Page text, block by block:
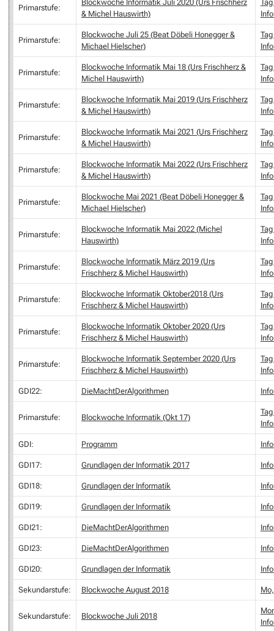
Primarstufe:
Blockwoche Informatik Juli 2020 (Urs Frischherz
& Michel Hauswirth)
Primarstufe:
Blockwoche Juli 25 (Beat Döbeli Honegger &
Michael Hielscher)
Primarstufe:
Blockwoche Informatik Mai 18 (Urs Frischherz &
Michel Hauswirth)
Primarstufe:
Blockwoche Informatik Mai 2019 (Urs Frischherz
& Michel Hauswirth)
Primarstufe:
Blockwoche Informatik Mai 2021 (Urs Frischherz
& Michel Hauswirth)
Primarstufe:
Blockwoche Informatik Mai 2022 (Urs Frischherz
& Michel Hauswirth)
Primarstufe:
Blockwoche Mai 2021 (Beat Döbeli Honegger &
Michael Hielscher)
Primarstufe:
Blockwoche Informatik Mai 2022 (Michel
Hauswirth)
Primarstufe:
Blockwoche Informatik März 2019 (Urs
Frischherz & Michel Hauswirth)
Primarstufe:
Blockwoche Informatik Oktober2018 (Urs
Frischherz & Michel Hauswirth)
Primarstufe:
Blockwoche Informatik Oktober 2020 (Urs
Frischherz & Michel Hauswirth)
Primarstufe:
Blockwoche Informatik September 2020 (Urs
Frischherz & Michel Hauswirth)
GDI22: DieMachtDerAlgorithmen
Primarstufe: Blockwoche Informatik (Okt 17)
GDI: Programm
GDI17: Grundlagen der Informatik 2017
GDI18: Grundlagen der Informatik
GDI19: Grundlagen der Informatik
GDI21: DieMachtDerAlgorithmen
GDI23: DieMachtDerAlgorithmen
GDI20: Grundlagen der Informatik
Sekundarstufe: Blockwoche August 2018
Sekundarstufe: Blockwoche Juli 2018